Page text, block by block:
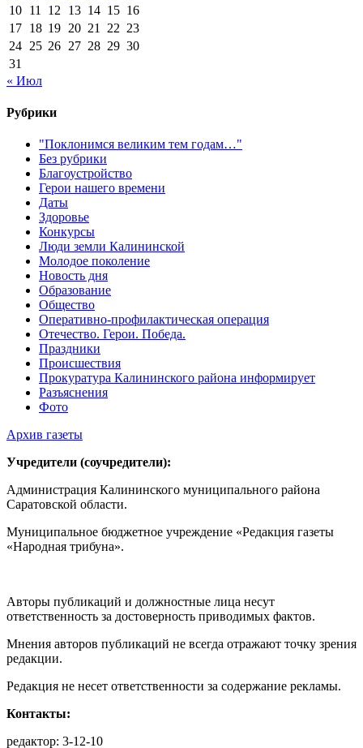
10 11 12 13 14 15 16
17 18 19 20 21 22 23
24 25 26 27 28 29 30
31
« Июл
Рубрики
"Поклонимся великим тем годам…"
Без рубрики
Благоустройство
Герои нашего времени
Даты
Здоровье
Конкурсы
Люди земли Калининской
Молодое поколение
Новость дня
Образование
Общество
Оперативно-профилактическая операция
Отечество. Герои. Победа.
Праздники
Происшествия
Прокуратура Калининского района информирует
Разъяснения
Фото
Архив газеты
Учредители (соучредители):
Администрация Калининского муниципального района
Саратовской области.
Муниципальное бюджетное учреждение «Редакция газеты
«Народная трибуна».
Авторы публикаций и должностные лица несут
ответственность за достоверность приводимых фактов.
Мнения авторов публикаций не всегда отражают точку зрения
редакции.
Редакция не несет ответственности за содержание рекламы.
Контакты:
редактор: 3-12-10